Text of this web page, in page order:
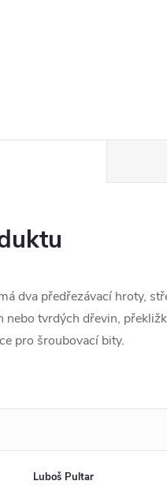
dva předřezávací hroty,
tvrdých dřevin,
pro šroubovací bity.
Luboš Pultar